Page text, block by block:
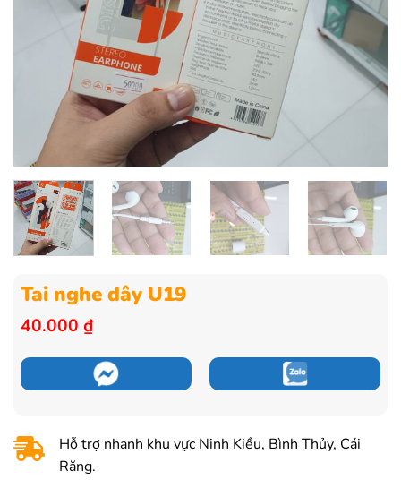
Tai nghe dây U19
40.000 ₫
Hỗ trợ nhanh khu vực Ninh Kiều, Bình Thủy, Cái
Răng.